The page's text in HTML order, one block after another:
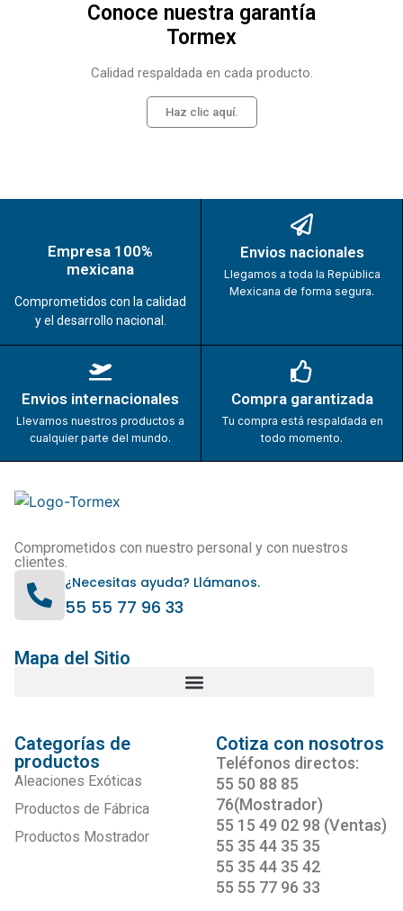
Conoce nuestra garantía
Tormex
Calidad respaldada en cada producto.
Haz clic aquí.
Empresa 100%
mexicana
Comprometidos con la calidad
y el desarrollo nacional.
Envios nacionales
Llegamos a toda la República
Mexicana de forma segura.
Envios internacionales
Llevamos nuestros productos a
cualquier parte del mundo.
Compra garantizada
Tu compra está respaldada en
todo momento.
Comprometidos con nuestro personal y con nuestros
clientes.
¿Necesitas ayuda? Llámanos.
55 55 77 96 33
Mapa del Sitio
Categorías de
productos
Aleaciones Exóticas
Productos de Fábrica
Productos Mostrador
Cotiza con nosotros
Teléfonos directos:
55 50 88 85
76(Mostrador)
55 15 49 02 98 (Ventas)
55 35 44 35 35
55 35 44 35 42
55 55 77 96 33